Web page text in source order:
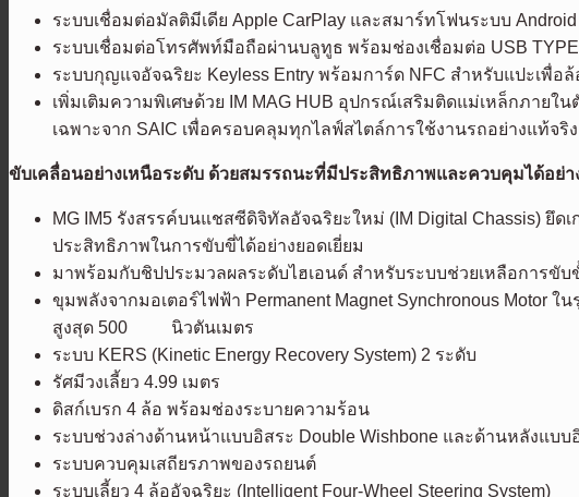
ระบบเชื่อมต่อมัลติมีเดีย Apple CarPlay และสมาร์ทโฟนระบบ
ระบบเชื่อมต่อโทรศัพท์มือถือผ่านบลูทูธ พร้อมช่องเชื่อมต่อ USB
ระบบกุญแจอัจฉริยะ Keyless Entry พร้อมการ์ด NFC สำหรับแปะเพื่อ
เพิ่มเติมความพิเศษด้วย IM MAG HUB อุปกรณ์เสริมติดแม่เหล็กภายใ
เฉพาะจาก SAIC เพื่อครอบคลุมทุกไลฟ์สไตล์การใช้งานรถอย่างแท้จริง
ขับเคลื่อนอย่างเหนือระดับ ด้วยสมรรถนะที่มีประสิทธิภาพและควบคุมได้อย่า
MG IM5 รังสรรค์บนแชสซีดิจิทัลอัจฉริยะใหม่ (IM Digital Chassis)
ประสิทธิภาพในการขับขี่ได้อย่างยอดเยี่ยม
มาพร้อมกับชิปประมวลผลระดับไฮเอนด์ สำหรับระบบช่วยเหลือการขับ
ขุมพลังจากมอเตอร์ไฟฟ้า Permanent Magnet Synchronous Motor
สูงสุด 500 นิวตันเมตร
ระบบ KERS (Kinetic Energy Recovery System) 2 ระดับ
รัศมีวงเลี้ยว 4.99 เมตร
ดิสก์เบรก 4 ล้อ พร้อมช่องระบายความร้อน
ระบบช่วงล่างด้านหน้าแบบอิสระ Double Wishbone และด้านหลังแบบ
ระบบควบคุมเสถียรภาพของรถยนต์
ระบบเลี้ยว 4 ล้ออัจฉริยะ (Intelligent Four-Wheel Steering System)